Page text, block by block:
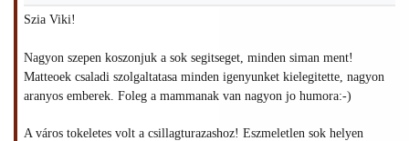
Szia Viki!
Nagyon szepen koszonjuk a sok segitseget, minden siman ment!
Matteoek csaladi szolgaltatasa minden igenyunket kielegitette, nagyon
aranyos emberek. Foleg a mammanak van nagyon jo humora:-)
A város tokeletes volt a csillagturazashoz! Eszmeletlen sok helyen